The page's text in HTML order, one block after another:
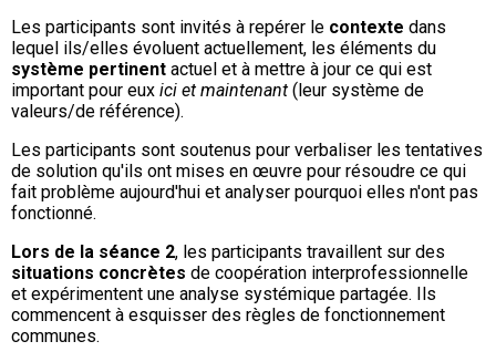
Les participants sont invités à repérer le contexte dans
lequel ils/elles évoluent actuellement, les éléments du
système pertinent actuel et à mettre à jour ce qui est
important pour eux ici et maintenant (leur système de
valeurs/de référence).
Les participants sont soutenus pour verbaliser les tentatives
de solution qu'ils ont mises en œuvre pour résoudre ce qui
fait problème aujourd'hui et analyser pourquoi elles n'ont pas
fonctionné.
Lors de la séance 2, les participants travaillent sur des
situations concrètes de coopération interprofessionnelle
et expérimentent une analyse systémique partagée. Ils
commencent à esquisser des règles de fonctionnement
communes.